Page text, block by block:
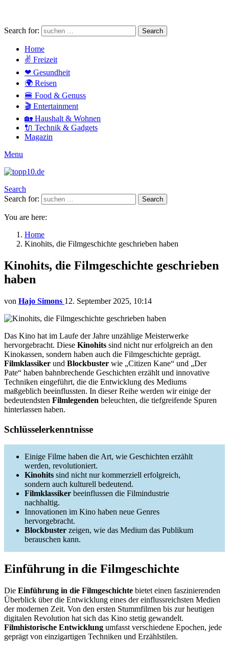
Search for: Search
Home
✌ Freizeit
❤ Gesundheit
🌍 Reisen
🍔 Food & Genuss
🎬 Entertainment
🏡 Haushalt & Wohnen
🔌 Technik & Gadgets
Magazin
Menu
Search
Search for:
Search
You are here:
Home
Kinohits, die Filmgeschichte geschrieben haben
Kinohits, die Filmgeschichte geschrieben
haben
von Hajo Simons 12. September 2025, 10:14
Das Kino hat im Laufe der Jahre unzählige Meisterwerke
hervorgebracht. Diese Kinohits sind nicht nur erfolgreich an den
Kinokassen, sondern haben auch die Filmgeschichte geprägt.
Filmklassiker und Blockbuster wie „Citizen Kane“ und „Der
Pate“ haben bahnbrechende Geschichten erzählt und innovative
Techniken eingeführt, die die Entwicklung des Mediums
maßgeblich beeinflussten. In dieser Reihe werden wir einige der
bedeutendsten Filmlegenden beleuchten, die tiefgreifende Spuren
hinterlassen haben.
Schlüsselerkenntnisse
Einige Filme haben die Art, wie Geschichten erzählt
werden, revolutioniert.
Kinohits sind nicht nur kommerziell erfolgreich,
sondern auch kulturell bedeutend.
Filmklassiker beeinflussen die Filmindustrie
nachhaltig.
Innovationen im Kino haben neue Genres
hervorgebracht.
Blockbuster zeigen, wie das Medium das Publikum
berauschen kann.
Einführung in die Filmgeschichte
Die Einführung in die Filmgeschichte bietet einen faszinierenden
Überblick über die Entwicklung eines der einflussreichsten Medien
der modernen Zeit. Von den ersten Stummfilmen bis zur heutigen
digitalen Revolution hat sich das Kino stetig gewandelt.
Filmhistorische Entwicklung umfasst verschiedene Epochen, jede
geprägt von einzigartigen Techniken und Erzählstilen.